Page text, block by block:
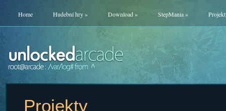
Home Hudební hry» Download» StepMania»
Projekty